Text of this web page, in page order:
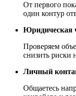
От первого
один контур
Юридическая
Проверяем
снизить риски
Личный
Общаетесь